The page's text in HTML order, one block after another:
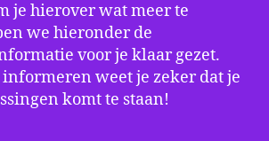
je hierover wat meer te
we hieronder de
voor je klaar gezet.
informeren weet je zeker dat je
komt te staan!